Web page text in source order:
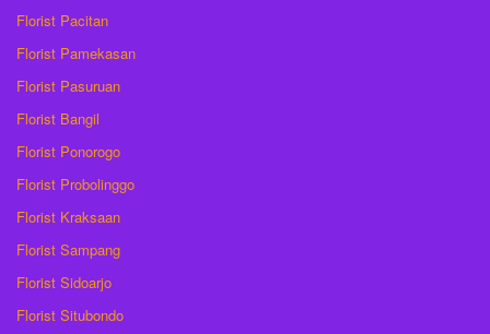
Florist Pacitan
Florist Pamekasan
Florist Pasuruan
Florist Bangil
Florist Ponorogo
Florist Probolinggo
Florist Kraksaan
Florist Sampang
Florist Sidoarjo
Florist Situbondo